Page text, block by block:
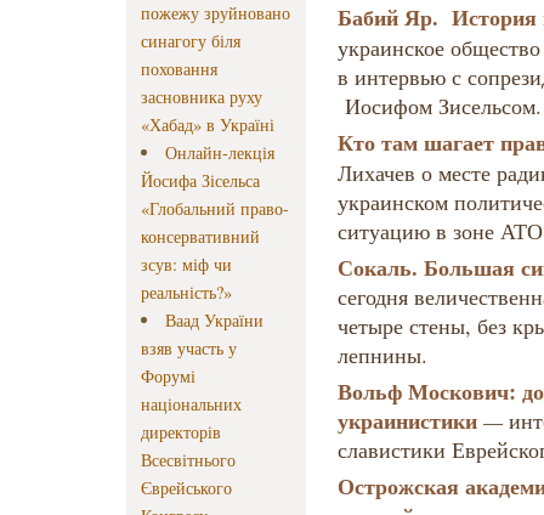
пожежу зруйновано
синагогу біля
поховання
засновника руху
«Хабад» в Україні
Онлайн-лекція
Йосифа Зісельса
«Глобальний право-
консервативний
зсув: міф чи
реальність?»
Ваад України
взяв участь у
Форумі
національних
директорів
Всесвітнього
Єврейського
Бабий Яр. История
украинское
в интервью с
Иосифом
Кто там шагает
Лихачев о месте
украинском
ситуацию в зоне
Сокаль. Большая
сегодня
четыре стены, без
лепнины.
Вольф Москович:
украинистики —
славистики
Острожская